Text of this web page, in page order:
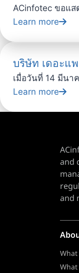
ACinfotec ขอแส
Learn more
บริษัท เดอะแ
เมื่อวันที่ 14 มีนา
Learn more
and
and